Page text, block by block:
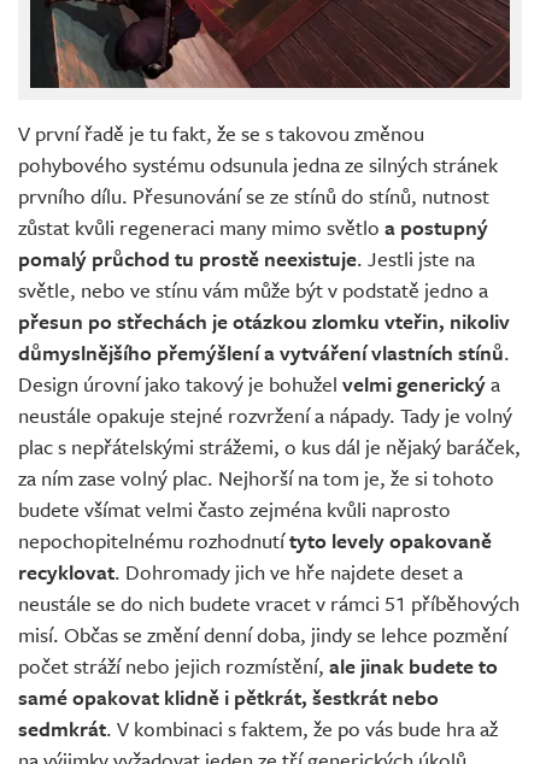
V první řadě je tu fakt, že se s takovou změnou
pohybového systému odsunula jedna ze silných stránek
prvního dílu. Přesunování se ze stínů do stínů, nutnost
zůstat kvůli regeneraci many mimo světlo a postupný
pomalý průchod tu prostě neexistuje. Jestli jste na
světle, nebo ve stínu vám může být v podstatě jedno a
přesun po střechách je otázkou zlomku vteřin, nikoliv
důmyslnějšího přemýšlení a vytváření vlastních stínů.
Design úrovní jako takový je bohužel velmi generickýa
neustále opakuje stejné rozvržení a nápady. Tady je volný
plac s nepřátelskými strážemi, o kus dál je nějaký baráček,
za ním zase volný plac. Nejhorší na tom je, že si tohoto
budete všímat velmi často zejména kvůli naprosto
nepochopitelnému rozhodnutítyto levely opakovaně
recyklovat. Dohromady jich ve hře najdete deset a
neustále se do nich budete vracet v rámci 51 příběhových
misí. Občas se změní denní doba, jindy se lehce pozmění
počet stráží nebo jejich rozmístění, ale jinak budete to
samé opakovat klidně i pětkrát, šestkrát nebo
sedmkrát. V kombinaci s faktem, že po vás bude hra až